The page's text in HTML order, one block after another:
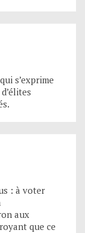
s’exprime
: à voter
aux
que ce